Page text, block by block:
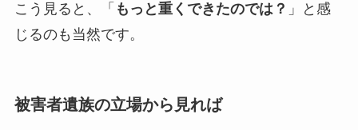
こう見ると、「 もっと重くできたのでは？ 」と感
じるのも当然です。
被害者遺族の立場から見れば